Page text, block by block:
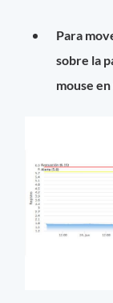
Para
sobre la
mouse